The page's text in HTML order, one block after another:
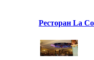
Ресторан La